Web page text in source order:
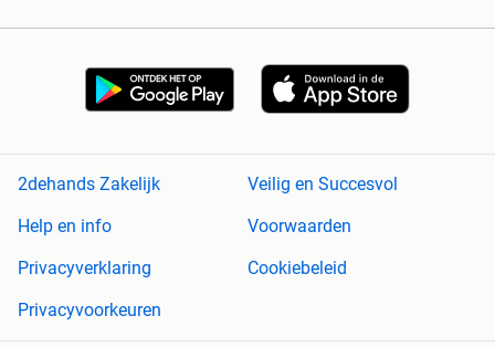
2dehands Zakelijk
Veilig en Succesvol
Help en info
Voorwaarden
Privacyverklaring
Cookiebeleid
Privacyvoorkeuren